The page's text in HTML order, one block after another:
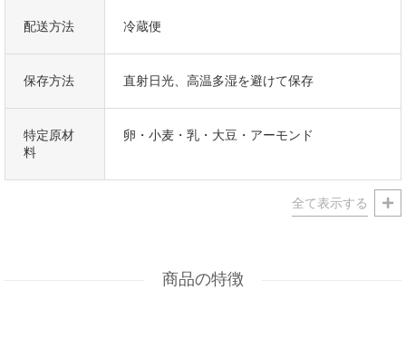
パティシエの手作りの洋菓子を贈りませんか?
高級感のある上品なブランドスイーツとして、
大切な方への手土産・おみやげやお使いもの、
お返し、御中元・御歳暮・御年賀などにも人気です。
御祝・御礼・内祝など祝儀の品としても最適です。
ウエディングパーティ-、2次会のプチギフト、引き菓子・
年忌法要など法事・法要・仏事・弔事などのシーンでも、
メッセージカードなどもお気軽にご相談くださいませ。
配送方法 冷蔵便
保存方法 直射日光、高温多湿を避けて保存
特定原材
料
卵・小麦・乳・大豆・アーモンド
商品の特徴